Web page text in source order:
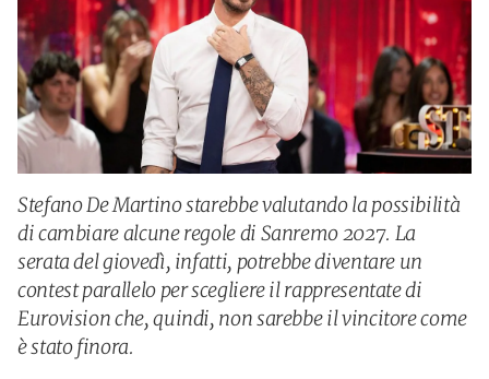
Stefano De Martino starebbe valutando la possibilità
di cambiare alcune regole di Sanremo 2027. La
serata del giovedì, infatti, potrebbe diventare un
contest parallelo per scegliere il rappresentate di
Eurovision che, quindi, non sarebbe il vincitore come
è stato finora.